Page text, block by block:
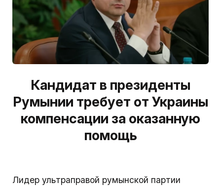
Кандидат в президенты
Румынии требует от Украины
компенсации за оказанную
помощь
Лидер ультраправой румынской партии